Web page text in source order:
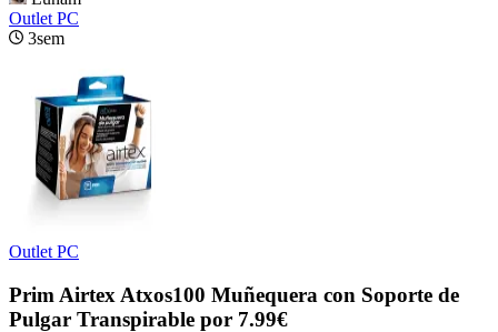
Outlet PC
3sem
Outlet PC
Prim Airtex Atxos100 Muñequera con Soporte de
Pulgar Transpirable por 7.99€